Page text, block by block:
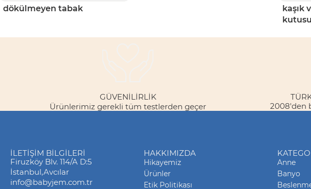
dökülmeyen tabak
kaşık
kutusu
GÜVENILIRLIK
Ürünlerimiz gerekli tüm testlerden geçer
2008'den
İLETIŞIM BILGILERI
Firuzköy Blv. 114/A D:5
İstanbul,Avcılar
info@babyjem.com.tr
HAKKIMIZDA
Hikayemiz
Ürünler
Etik Politikası
Anne
Banyo